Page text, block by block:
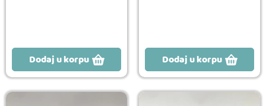
Dodaj u korpu Dodaj u korpu